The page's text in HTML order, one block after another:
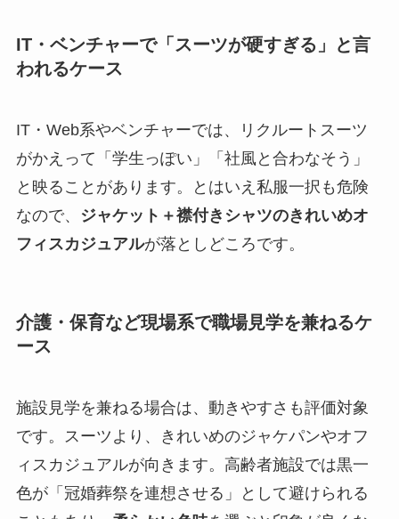
IT・ベンチャーで「スーツが硬すぎる」と言
われるケース
IT・Web系やベンチャーでは、リクルートスーツ
がかえって「学生っぽい」「社風と合わなそう」
と映ることがあります。とはいえ私服一択も危険
なので、
ジャケット＋襟付きシャツのきれいめオ
フィスカジュアルが落としどころです。
介護・保育など現場系で職場見学を兼ねるケ
ース
施設見学を兼ねる場合は、動きやすさも評価対象
です。スーツより、きれいめのジャケパンやオフ
ィスカジュアルが向きます。高齢者施設では黒一
色が「冠婚葬祭を連想させる」として避けられる